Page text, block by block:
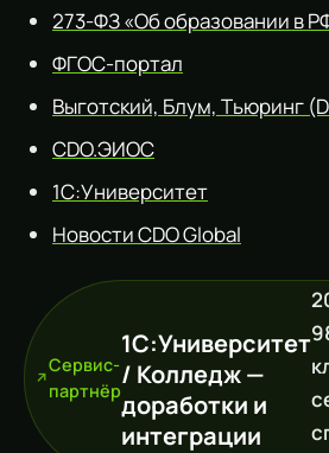
273-ФЗ «Об образовании в
ФГОС-портал
Выготский, Блум, Тьюринг
CDO.ЭИОС
1С:Университет
Новости CDO Global
Сервис-
партнёр
1С:Университет
/ Колледж —
доработки и
интеграции